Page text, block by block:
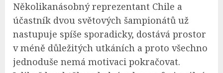
Několikanásobný reprezentant Chile a
účastník dvou světových šampionátů už
nastupuje spíše sporadicky, dostává prostor
v méně důležitých utkáních a proto všechno
jednoduše nemá motivaci pokračovat.